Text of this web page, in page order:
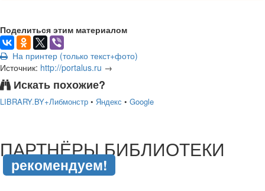
Поделиться этим материалом
На принтер (только текст+фото)
Источник: http://portalus.ru →
Искать похожие?
LIBRARY.BY+Либмонстр • Яндекс • Google
ПАРТНЁРЫ БИБЛИОТЕКИ
рекомендуем!